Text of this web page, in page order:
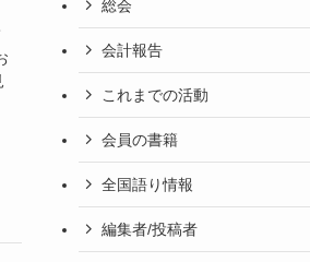
総会
会計報告
これまでの活動
会員の書籍
全国語り情報
編集者/投稿者